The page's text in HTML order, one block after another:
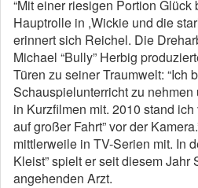
“Mit einer riesigen Portion
Hauptrolle in ,Wickie und die
erinnert sich Reichel. Die
Michael “Bully” Herbig
Türen zu seiner Traumwelt: “Ich
Schauspielunterricht zu
in Kurzfilmen mit. 2010 stand
auf großer Fahrt” vor der
mittlerweile in TV-Serien mit. In
Kleist” spielt er seit diesem Jahr
angehenden Arzt.